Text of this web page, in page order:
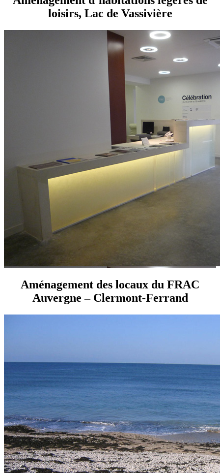
loisirs, Lac de Vassivière
Aménagement des locaux du FRAC
Auvergne – Clermont-Ferrand